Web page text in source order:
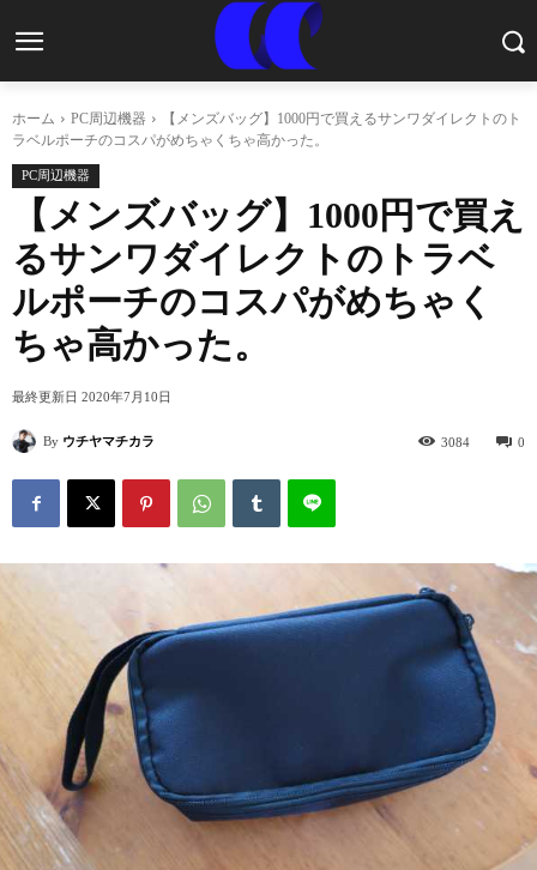
ホーム PC周辺機器
【メンズバッグ】1000円で買えるサンワダイレクトのト
ラベルポーチのコスパがめちゃくちゃ高かった。
PC周辺機器
【メンズバッグ】1000円で買え
るサンワダイレクトのトラベ
ルポーチのコスパがめちゃく
ちゃ高かった。
最終更新日 2020年7月10日
By ウチヤマチカラ 0
3084